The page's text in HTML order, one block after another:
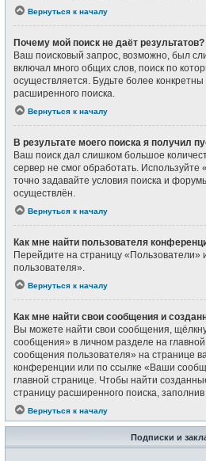
Вернуться к началу
Почему мой поиск не даёт результатов?
Ваш поисковый запрос, возможно, был
включал много общих слов, поиск по
осуществляется. Будьте более
расширенного поиска.
Вернуться к началу
В результате моего поиска я получил
Ваш поиск дал слишком большое
сервер не смог обработать.
точно задавайте условия поиска и
осуществлён.
Вернуться к началу
Как мне найти пользователя
Перейдите на страницу «Пользователи»
пользователя».
Вернуться к началу
Как мне найти свои сообщения и
Вы можете найти свои сообщения,
сообщения» в личном разделе на
сообщения пользователя» на странице
конференции или по ссылке «Ваши
главной странице. Чтобы найти
страницу расширенного поиска,
Вернуться к началу
Подписки и